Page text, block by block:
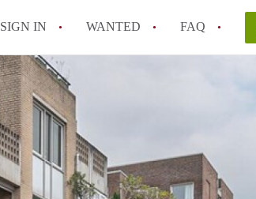
SIGN IN WANTED FAQ
All FAQs